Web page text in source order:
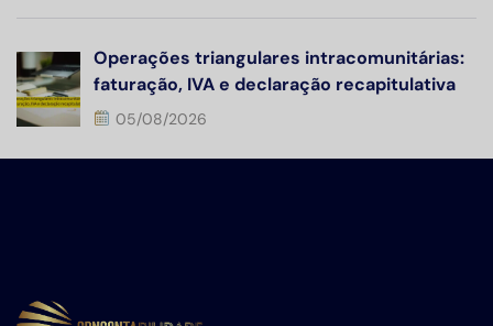
Operações triangulares intracomunitárias:
faturação, IVA e declaração recapitulativa
05/08/2026